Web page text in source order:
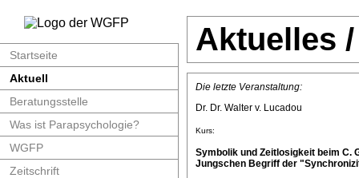
Startseite
Aktuell
Beratungsstelle
Was ist Parapsychologie?
WGFP
Zeitschrift
Aktuelles
Die letzte Veranstaltung:
Dr. Dr. Walter v. Lucadou
Kurs:
Symbolik und Zeitlosigkeit beim C.
Jungschen Begriff der